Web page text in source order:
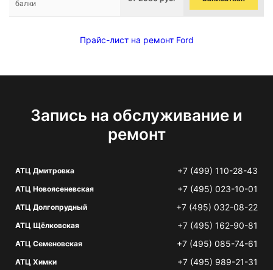
балки
Прайс-лист на ремонт Ford
Запись на обслуживание и
ремонт
АТЦ Дмитровка +7 (499) 110-28-43
АТЦ Новоясеневская +7 (495) 023-10-01
АТЦ Долгопрудный +7 (495) 032-08-22
АТЦ Щёлковская +7 (495) 162-90-81
АТЦ Семеновская +7 (495) 085-74-61
АТЦ Химки +7 (495) 989-21-31